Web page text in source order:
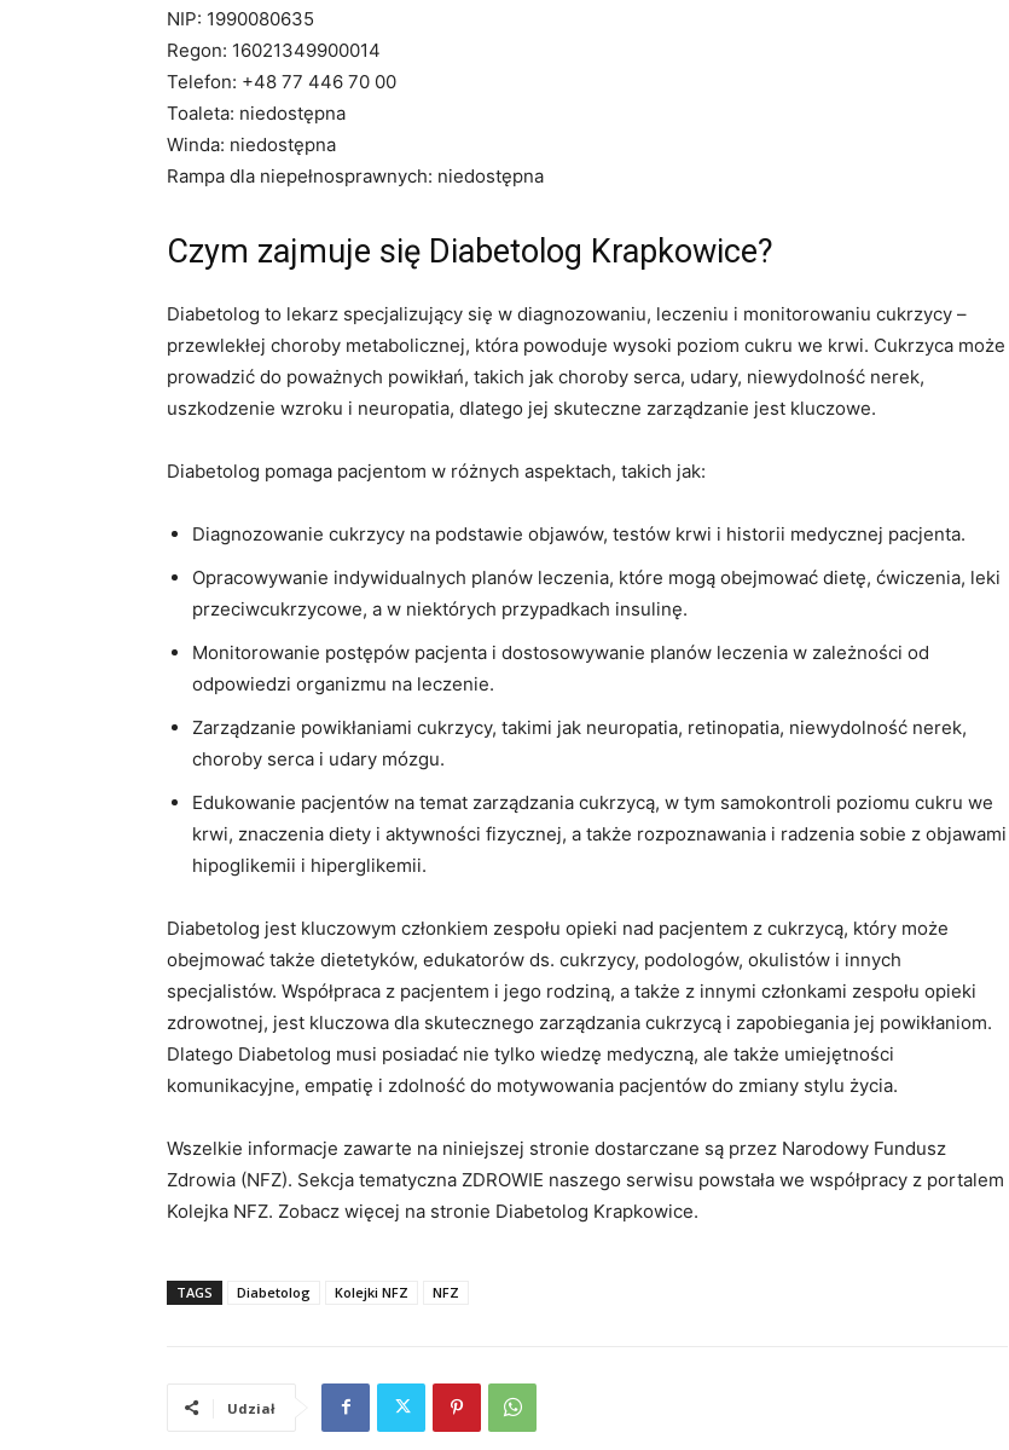
NIP: 1990080635
Regon: 16021349900014
Telefon: +48 77 446 70 00
Toaleta: niedostępna
Winda: niedostępna
Rampa dla niepełnosprawnych: niedostępna
Czym zajmuje się Diabetolog Krapkowice?
Diabetolog to lekarz specjalizujący się w diagnozowaniu, leczeniu i monitorowaniu cukrzycy –
przewlekłej choroby metabolicznej, która powoduje wysoki poziom cukru we krwi. Cukrzyca może
prowadzić do poważnych powikłań, takich jak choroby serca, udary, niewydolność nerek,
uszkodzenie wzroku i neuropatia, dlatego jej skuteczne zarządzanie jest kluczowe.
Diabetolog pomaga pacjentom w różnych aspektach, takich jak:
Diagnozowanie cukrzycy na podstawie objawów, testów krwi i historii medycznej pacjenta.
Opracowywanie indywidualnych planów leczenia, które mogą obejmować dietę, ćwiczenia, leki
przeciwcukrzycowe, a w niektórych przypadkach insulinę.
Monitorowanie postępów pacjenta i dostosowywanie planów leczenia w zależności od
odpowiedzi organizmu na leczenie.
Zarządzanie powikłaniami cukrzycy, takimi jak neuropatia, retinopatia, niewydolność nerek,
choroby serca i udary mózgu.
Edukowanie pacjentów na temat zarządzania cukrzycą, w tym samokontroli poziomu cukru we
krwi, znaczenia diety i aktywności fizycznej, a także rozpoznawania i radzenia sobie z objawami
hipoglikemii i hiperglikemii.
Diabetolog jest kluczowym członkiem zespołu opieki nad pacjentem z cukrzycą, który może
obejmować także dietetyków, edukatorów ds. cukrzycy, podologów, okulistów i innych
specjalistów. Współpraca z pacjentem i jego rodziną, a także z innymi członkami zespołu opieki
zdrowotnej, jest kluczowa dla skutecznego zarządzania cukrzycą i zapobiegania jej powikłaniom.
Dlatego Diabetolog musi posiadać nie tylko wiedzę medyczną, ale także umiejętności
komunikacyjne, empatię i zdolność do motywowania pacjentów do zmiany stylu życia.
Wszelkie informacje zawarte na niniejszej stronie dostarczane są przez Narodowy Fundusz
Zdrowia (NFZ). Sekcja tematyczna ZDROWIE naszego serwisu powstała we współpracy z portalem
Kolejka NFZ. Zobacz więcej na stronie Diabetolog Krapkowice.
TAGS Diabetolog Kolejki NFZ NFZ
Udział